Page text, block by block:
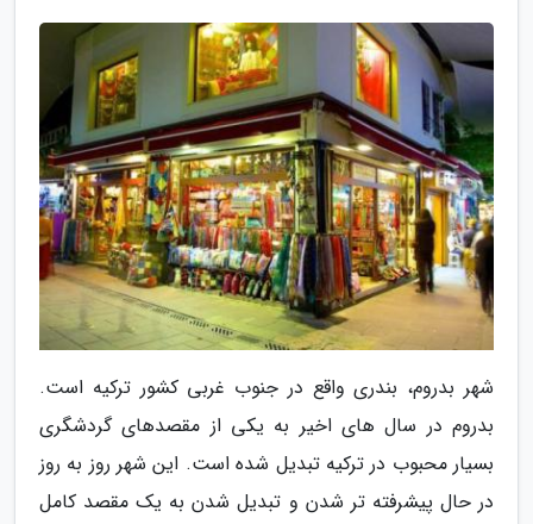
شهر بدروم، بندری واقع در جنوب غربی کشور ترکیه است.
بدروم در سال های اخیر به یکی از مقصدهای گردشگری
بسیار محبوب در ترکیه تبدیل شده است. این شهر روز به روز
در حال پیشرفته تر شدن و تبدیل شدن به یک مقصد کامل